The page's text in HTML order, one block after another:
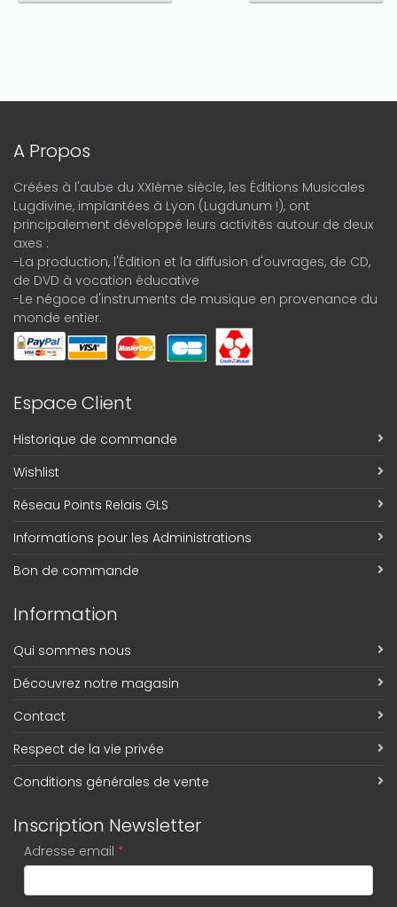
A Propos
Créées à l'aube du XXIème siècle, les Éditions Musicales
Lugdivine, implantées à Lyon (Lugdunum !), ont
principalement développé leurs activités autour de deux
axes :
-La production, l'Édition et la diffusion d'ouvrages, de CD,
de DVD à vocation éducative
-Le négoce d'instruments de musique en provenance du
monde entier.
Espace Client
Historique de commande
Wishlist
Réseau Points Relais GLS
Informations pour les Administrations
Bon de commande
Information
Qui sommes nous
Découvrez notre magasin
Contact
Respect de la vie privée
Conditions générales de vente
Inscription Newsletter
Adresse email *